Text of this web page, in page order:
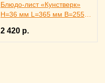
Блюдо-лист «Кунстверк»
H=36 мм L=365 мм B=255
2 420 р.